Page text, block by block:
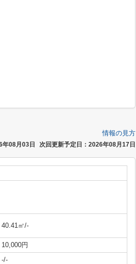
情報の見方
年08月03日 次回更新予定日：2026年08月17日
40.41㎡/-
10,000円
-/-